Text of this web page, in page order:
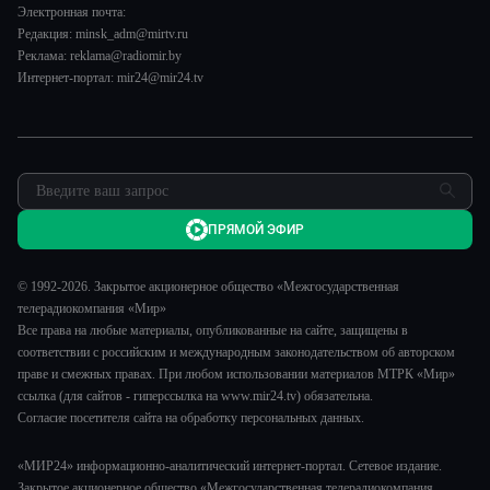
Спорт
Пять причин поехать в...
Сделано в Содружестве
Пресса о нас
Карьера
Реклама
Электронная почта:
Редакция: minsk_adm@mirtv.ru
Реклама: reklama@radiomir.by
Интернет-портал: mir24@mir24.tv
© 1992-2026. Закрытое акционерное общество «Межгосударственная
телерадиокомпания «Мир»
Все права на любые материалы, опубликованные на сайте, защищены в
соответствии с российским и международным законодательством об авторском
праве и смежных правах. При любом использовании материалов МТРК «Мир»
ссылка (для сайтов - гиперссылка на www.mir24.tv) обязательна.
Согласие посетителя сайта на обработку персональных данных.
«МИР24» информационно-аналитический интернет-портал. Сетевое издание.
ПРЯМОЙ ЭФИР